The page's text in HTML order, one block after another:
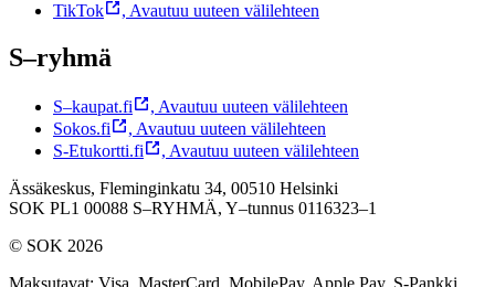
TikTok
, Avautuu uuteen välilehteen
S–ryhmä
S–kaupat.fi , Avautuu uuteen välilehteen
Sokos.fi
, Avautuu uuteen välilehteen
S-Etukortti.fi
, Avautuu uuteen välilehteen
Ässäkeskus, Fleminginkatu 34, 00510 Helsinki
SOK PL1 00088 S–RYHMÄ, Y–tunnus 0116323–1
© SOK 2026